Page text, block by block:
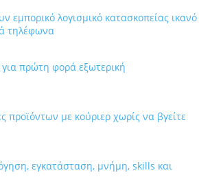
εμπορικό λογισμικό κατασκοπείας ικανό
τηλέφωνα
πρώτη φορά εξωτερική
προϊόντων με κούριερ χωρίς να βγείτε
εγκατάσταση, μνήμη, skills και